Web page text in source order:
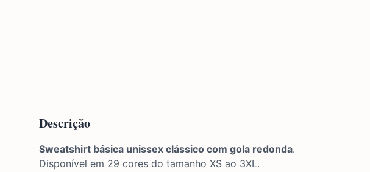
Descrição
Sweatshirt básica unissex clássico com gola redonda.
Disponível em 29 cores do tamanho XS ao 3XL.